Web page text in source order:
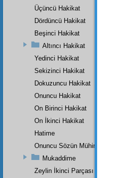
Üçüncü Hakikat
Dördüncü Hakikat
Beşinci Hakikat
Altıncı Hakikat
Yedinci Hakikat
Sekizinci Hakikat
Dokuzuncu Hakikat
Onuncu Hakikat
On Birinci Hakikat
On İkinci Hakikat
Hatime
Onuncu Sözün Mühim Bir Zeyli
Mukaddime
Zeylin İkinci Parçası